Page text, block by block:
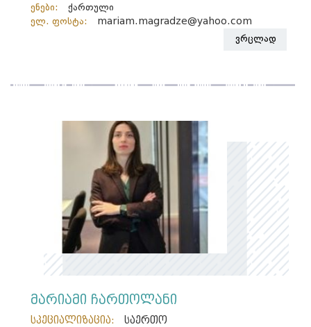
ენები:
ქართული
ელ. ფოსტა:
mariam.magradze@yahoo.com
ვრცლად
მარიამი ჩართოლანი
სპეციალიზაცია:
საერთო